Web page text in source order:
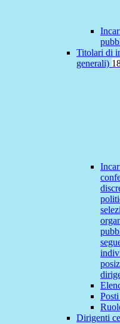
Titolari di
generali)
Dirigenti